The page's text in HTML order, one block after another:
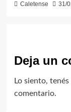
Caletense 31/
Deja un
Lo siento,
comentario.